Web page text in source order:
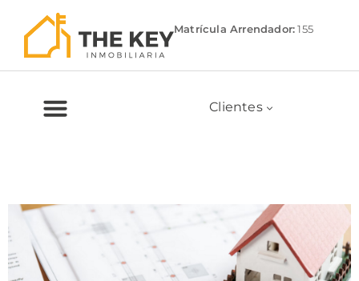
Matrícula Arrendador:155
Clientes